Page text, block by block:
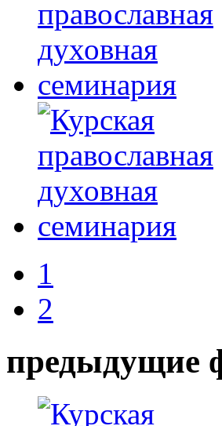
1
2
предыдущие